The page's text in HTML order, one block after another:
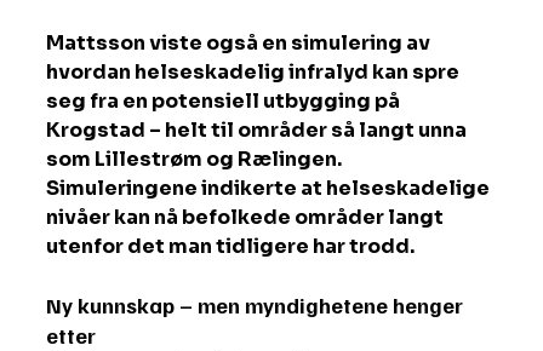
Mattsson viste også en simulering av
hvordan helseskadelig infralyd kan spre
seg fra en potensiell utbygging på
Krogstad – helt til områder så langt unna
som Lillestrøm og Rælingen.
Simuleringene indikerte at helseskadelige
nivåer kan nå befolkede områder langt
utenfor det man tidligere har trodd.
Ny kunnskap – men myndighetene henger
etter